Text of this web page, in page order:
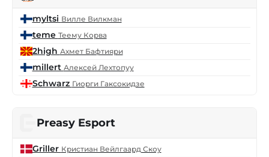
myltsi Вилле Вилкман
teme Теему Корва
2high Ахмет Бафтияри
millert Алексей Лехтопуу
Schwarz Гиорги Гаксокидзе
Preasy Esport
Griller Кристиан Вейлгаард Скоу